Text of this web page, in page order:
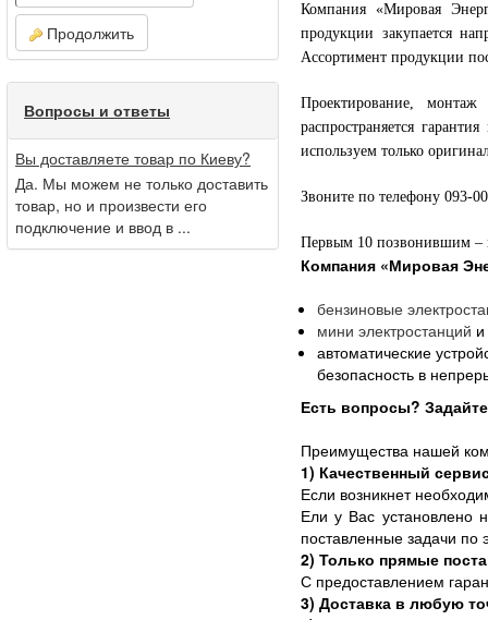
Продолжить
Вопросы и ответы
Вы доставляете товар по Киеву?
Да. Мы можем не только доставить
товар, но и произвести его
подключение и ввод в ...
Компания «Мировая
продукции закупается
Ассортимент продукции
Проектирование,
распространяется
используем только
Звоните по телефону 093-
Первым 10 позвонившим –
Компания «Мировая
бензиновые
мини электростанций и
автоматические
безопасность в
Есть вопросы?
Преимущества нашей
1) Качественный
Если возникнет
Ели у Вас установлено
поставленные задачи по
2) Только прямые
С предоставлением
3) Доставка в любую